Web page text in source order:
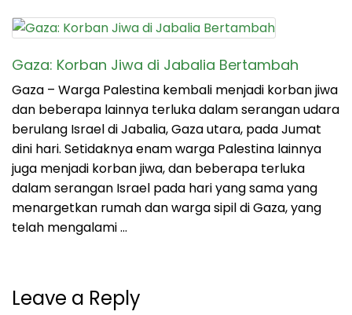
Gaza: Korban Jiwa di Jabalia Bertambah
Gaza – Warga Palestina kembali menjadi korban jiwa
dan beberapa lainnya terluka dalam serangan udara
berulang Israel di Jabalia, Gaza utara, pada Jumat
dini hari. Setidaknya enam warga Palestina lainnya
juga menjadi korban jiwa, dan beberapa terluka
dalam serangan Israel pada hari yang sama yang
menargetkan rumah dan warga sipil di Gaza, yang
telah mengalami …
Leave a Reply